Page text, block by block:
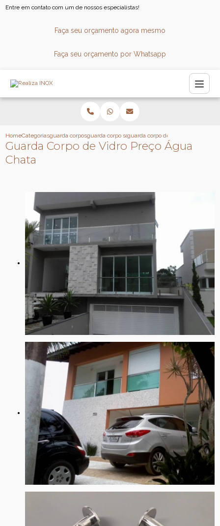
Entre em contato com um de nossos especialistas!
Faça seu orçamento agora mesmo
Faça seu orçamento por Whatsapp
HomeCategoriasguarda corposguarda corpo sob medidaguarda corpo de vidro preco agua
Guarda Corpo de Vidro Preço Água
Chata